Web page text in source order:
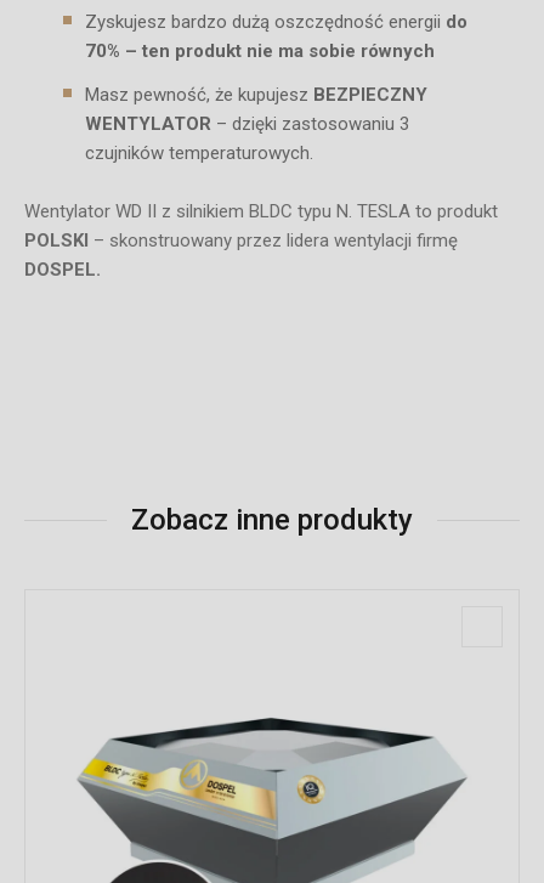
Zyskujesz bardzo dużą oszczędność energii do
70% – ten produkt nie ma sobie równych
Masz pewność, że kupujesz BEZPIECZNY
WENTYLATOR – dzięki zastosowaniu 3
czujników temperaturowych.
Wentylator WD II z silnikiem BLDC typu N. TESLA to produkt
POLSKI – skonstruowany przez lidera wentylacji firmę
DOSPEL.
Zobacz inne produkty